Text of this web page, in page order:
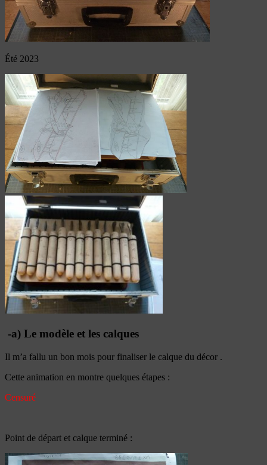
Été 2023
-a) Le modèle et les calques
Il m’a fallu un bon mois pour finaliser le calque du décor .
Cette animation en montre quelques étapes :
Censuré
Point de départ et calque terminé :